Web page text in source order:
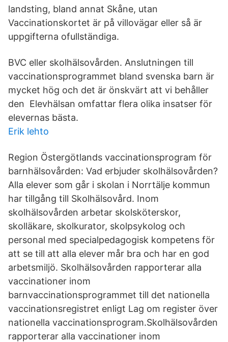
landsting, bland annat Skåne, utan
Vaccinationskortet är på villovägar eller så är
uppgifterna ofullständiga.
BVC eller skolhälsovården. Anslutningen till
vaccinationsprogrammet bland svenska barn är
mycket hög och det är önskvärt att vi behåller
den Elevhälsan omfattar flera olika insatser för
elevernas bästa.
Erik lehto
Region Östergötlands vaccinationsprogram för
barnhälsovården: Vad erbjuder skolhälsovården?
Alla elever som går i skolan i Norrtälje kommun
har tillgång till Skolhälsovård. Inom
skolhälsovården arbetar skolsköterskor,
skolläkare, skolkurator, skolpsykolog och
personal med specialpedagogisk kompetens för
att se till att alla elever mår bra och har en god
arbetsmiljö. Skolhälsovården rapporterar alla
vaccinationer inom
barnvaccinationsprogrammet till det nationella
vaccinationsregistret enligt Lag om register över
nationella vaccinationsprogram.Skolhälsovården
rapporterar alla vaccinationer inom